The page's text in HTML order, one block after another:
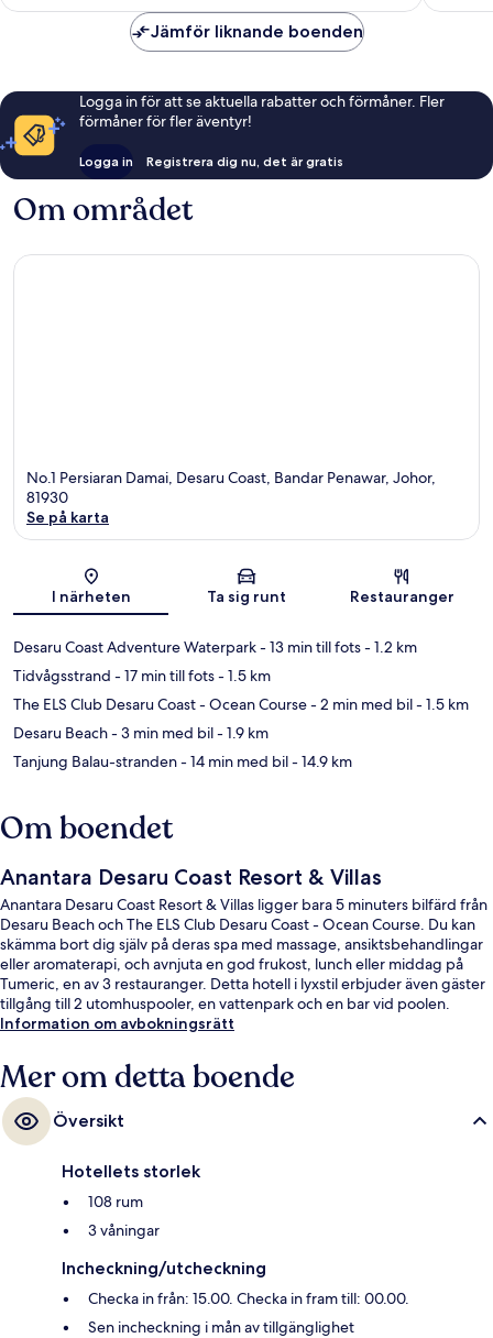
Jämför liknande boenden
Logga in för att se aktuella rabatter och förmåner. Fler
förmåner för fler äventyr!
Logga in Registrera dig nu, det är gratis
Om området
No.1 Persiaran Damai, Desaru Coast, Bandar Penawar, Johor,
81930
Se på karta
I närheten Ta sig runt Restauranger
Desaru Coast Adventure Waterpark- 13 min till fots- 1.2 km
Tidvågsstrand - 17 min till fots- 1.5 km
The ELS Club Desaru Coast - Ocean Course- 2 min med bil- 1.5 km
Desaru Beach- 3 min med bil- 1.9 km
Tanjung Balau-stranden- 14 min med bil- 14.9 km
Om boendet
Anantara Desaru Coast Resort & Villas
Anantara Desaru Coast Resort & Villas ligger bara 5 minuters bilfärd från
Desaru Beach och The ELS Club Desaru Coast - Ocean Course. Du kan
skämma bort dig själv på deras spa med massage, ansiktsbehandlingar
eller aromaterapi, och avnjuta en god frukost, lunch eller middag på
Tumeric, en av 3 restauranger. Detta hotell i lyxstil erbjuder även gäster
tillgång till 2 utomhuspooler, en vattenpark och en bar vid poolen.
Information om avbokningsrätt
Mer om detta boende
Översikt
Hotellets storlek
108 rum
3 våningar
Incheckning/utcheckning
Checka in från: 15.00. Checka in fram till: 00.00.
Sen incheckning i mån av tillgänglighet